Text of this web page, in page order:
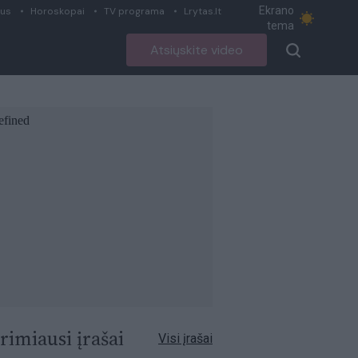
Horoskopai TV programa Lrytas.lt
Ekrano
tema
Atsiųskite video
įrašai Visi įrašai